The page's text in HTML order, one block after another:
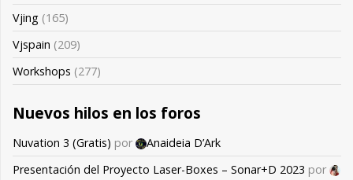
Vjing (165)
Vjspain (209)
Workshops (277)
Nuevos hilos en los foros
Nuvation 3 (Gratis) por
Anaideia D’Ark
Presentación del Proyecto Laser-Boxes – Sonar+D 2023 por